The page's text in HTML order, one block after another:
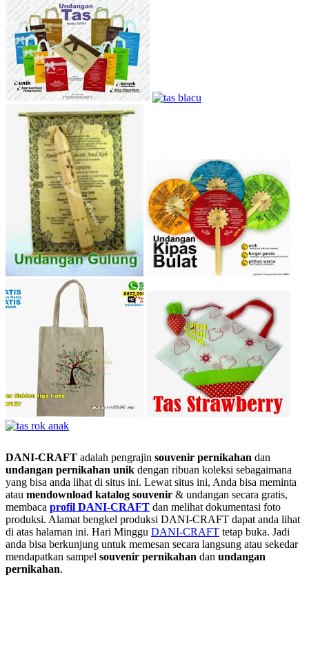
DANI-CRAFT adalah pengrajin souvenir pernikahan dan
undangan pernikahan unik dengan ribuan koleksi sebagaimana
yang bisa anda lihat di situs ini. Lewat situs ini, Anda bisa meminta
atau mendownload katalog souvenir & undangan secara gratis,
membaca profil DANI-CRAFT dan melihat dokumentasi foto
produksi. Alamat bengkel produksi DANI-CRAFT dapat anda lihat
di atas halaman ini. Hari Minggu DANI-CRAFT tetap buka. Jadi
anda bisa berkunjung untuk memesan secara langsung atau sekedar
mendapatkan sampel souvenir pernikahan dan undangan
pernikahan.